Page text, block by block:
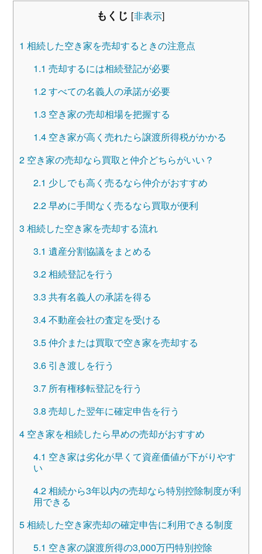
もくじ [非表示]
1 相続した空き家を売却するときの注意点
1.1 売却するには相続登記が必要
1.2すべての名義人の承諾が必要
1.3 空き家の売却相場を把握する
1.4空き家が高く売れたら譲渡所得税がかかる
2空き家の売却なら買取と仲介どちらがいい？
2.1 少しでも高く売るなら仲介がおすすめ
2.2早めに手間なく売るなら買取が便利
3 相続した空き家を売却する流れ
3.1 遺産分割協議をまとめる
3.2相続登記を行う
3.3 共有名義人の承諾を得る
3.4不動産会社の査定を受ける
3.5仲介または買取で空き家を売却する
3.6引き渡しを行う
3.7所有権移転登記を行う
3.8 売却した翌年に確定申告を行う
4空き家を相続したら早めの売却がおすすめ
4.1 空き家は劣化が早くて資産価値が下がりやす
い
4.2相続から3年以内の売却なら特別控除制度が利
用できる
5相続した空き家売却の確定申告に利用できる制度
5.1 空き家の譲渡所得の3,000万円特別控除